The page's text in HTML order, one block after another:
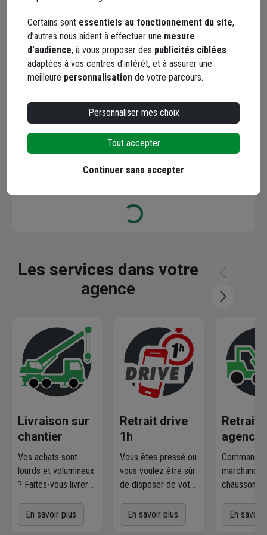
Facebook
YouTube
Loading...
Les services dans votre
agence
Livraison sur
chantier
Vos achats sont
lourds et volumineux
? Faites-vous livrer
voulez! L'agence
Chausson qui
En savoir plus
Retrait drive
1h
Vous êtes pressé ou
vous voulez être sûr
de disposer de votre
Commandez
directement les
En savoir plus
Retrait
agence
l'agence
En savoir
Certains sont essentiels au fonctionnement du site,
d’autres nous aident à effectuer une mesure
d’audience, à vous proposer des publicités ciblées
adaptées à vos centres d’intérêt, et à assurer une
meilleure personnalisation de votre parcours.
Personnaliser mes choix
Tout accepter
Continuer sans accepter